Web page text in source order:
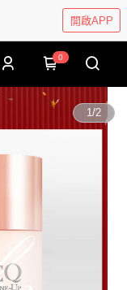
開啟APP
0
1/2